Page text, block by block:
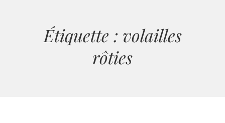
Étiquette : volailles
rôties